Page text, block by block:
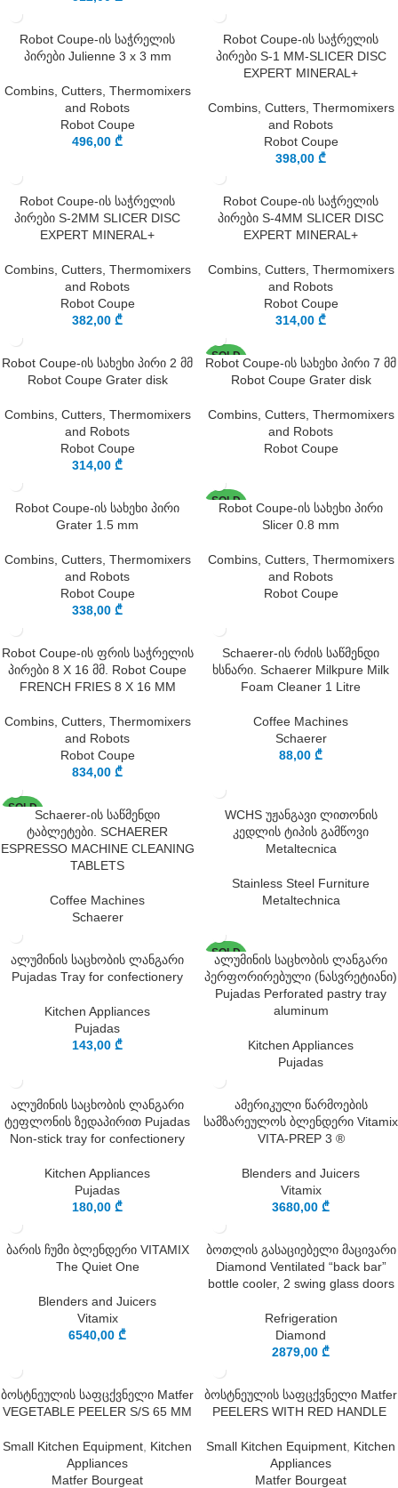
Robot Coupe-ის საჭრელის
პირები Julienne 3 x 3 mm
Combins, Cutters, Thermomixers
and Robots
Robot Coupe
496,00 ₾
Robot Coupe-ის საჭრელის
პირები S-1 MM-SLICER DISC
EXPERT MINERAL+
Combins, Cutters, Thermomixers
and Robots
Robot Coupe
398,00 ₾
Robot Coupe-ის საჭრელის
პირები S-2MM SLICER DISC
EXPERT MINERAL+
Combins, Cutters, Thermomixers
and Robots
Robot Coupe
382,00 ₾
Robot Coupe-ის საჭრელის
პირები S-4MM SLICER DISC
EXPERT MINERAL+
Combins, Cutters, Thermomixers
and Robots
Robot Coupe
314,00 ₾
Robot Coupe-ის სახეხი პირი 2 მმ
Robot Coupe Grater disk
Combins, Cutters, Thermomixers
and Robots
Robot Coupe
314,00 ₾
SOLD
OUT
Robot Coupe-ის სახეხი პირი 7 მმ
Robot Coupe Grater disk
Combins, Cutters, Thermomixers
and Robots
Robot Coupe
Robot Coupe-ის სახეხი პირი
Grater 1.5 mm
Combins, Cutters, Thermomixers
and Robots
Robot Coupe
338,00 ₾
SOLD
OUT
Robot Coupe-ის სახეხი პირი
Slicer 0.8 mm
Combins, Cutters, Thermomixers
and Robots
Robot Coupe
Robot Coupe-ის ფრის საჭრელის
პირები 8 X 16 მმ. Robot Coupe
FRENCH FRIES 8 X 16 MM
Combins, Cutters, Thermomixers
and Robots
Robot Coupe
834,00 ₾
Schaerer-ის რძის საწმენდი
ხსნარი. Schaerer Milkpure Milk
Foam Cleaner 1 Litre
Coffee Machines
Schaerer
88,00 ₾
SOLDSchaerer-ის საწმენდი
ტაბლეტები. SCHAERER
ESPRESSO MACHINE CLEANING
TABLETS
Coffee Machines
Schaerer
WCHS უჟანგავი ლითონის
კედლის ტიპის გამწოვი
Metaltecnica
Stainless Steel Furniture
Metaltechnica
ალუმინის საცხობის ლანგარი
Pujadas Tray for confectionery
Kitchen Appliances
Pujadas
143,00 ₾
SOLD
OUT
ალუმინის საცხობის ლანგარი
პერფორირებული (ნასვრეტიანი)
Pujadas Perforated pastry tray
aluminum
Kitchen Appliances
Pujadas
ალუმინის საცხობის ლანგარი
ტეფლონის ზედაპირით Pujadas
Non-stick tray for confectionery
Kitchen Appliances
Pujadas
180,00 ₾
ამერიკული წარმოების
სამზარეულოს ბლენდერი Vitamix
VITA-PREP 3 ®
Blenders and Juicers
Vitamix
3680,00 ₾
ბარის ჩუმი ბლენდერი VITAMIX
The Quiet One
Blenders and Juicers
Vitamix
6540,00 ₾
ბოთლის გასაციებელი მაცივარი
Diamond Ventilated “back bar”
bottle cooler, 2 swing glass doors
Refrigeration
Diamond
2879,00 ₾
ბოსტნეულის საფცქვნელი Matfer
VEGETABLE PEELER S/S 65 MM
Small Kitchen Equipment Kitchen
Appliances
Matfer Bourgeat
ბოსტნეულის საფცქვნელი Matfer
PEELERS WITH RED HANDLE
Small Kitchen Equipment Kitchen
Appliances
Matfer Bourgeat